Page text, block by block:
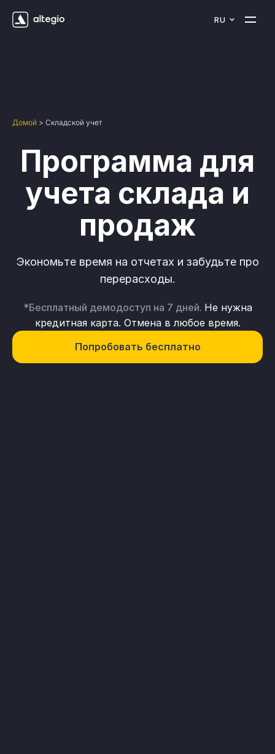
RU
Домой > Складской учет
Программа для
учета склада и
продаж
Экономьте время на отчетах и забудьте про
перерасходы.
*Бесплатный демодоступ на 7 дней. Не нужна
кредитная карта. Отмена в любое время.
Попробовать бесплатно